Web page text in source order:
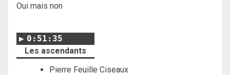
Oui mais non
0:51:35
Les ascendants
Pierre Feuille Ciseaux